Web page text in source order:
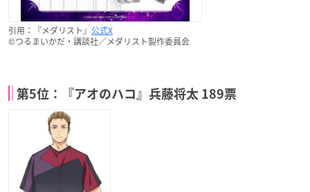
引用：『メダリスト』 公式X
©つるまいかだ・講談社／メダリスト製作委員会
第5位：『アオのハコ』兵藤将太 189票